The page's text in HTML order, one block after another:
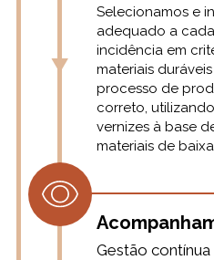
Selecionamos e
adequado a
incidência em
materiais
processo de
correto,
vernizes à base
materiais de
Gestão contínua